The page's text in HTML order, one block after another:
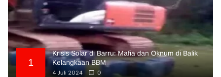
1
Krisis Solar di Barru: Mafia dan Oknum di Balik
Kelangkaan BBM
4 Juli 2024
0